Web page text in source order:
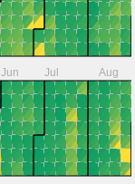
Jun Jul Aug